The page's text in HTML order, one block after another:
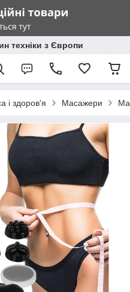
техніки з Європи
і здоров'я Масажери